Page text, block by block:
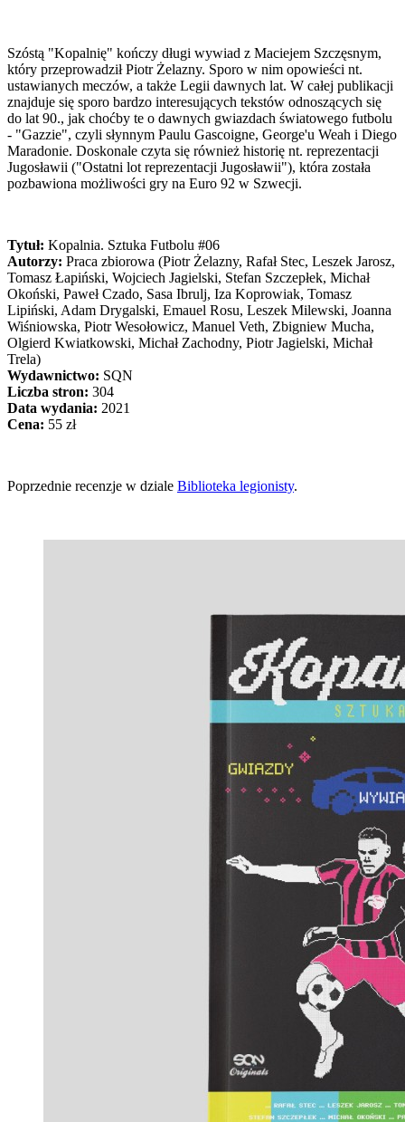
Szóstą "Kopalnię" kończy długi wywiad z Maciejem Szczęsnym,
który przeprowadził Piotr Żelazny. Sporo w nim opowieści nt.
ustawianych meczów, a także Legii dawnych lat. W całej publikacji
znajduje się sporo bardzo interesujących tekstów odnoszących się
do lat 90., jak choćby te o dawnych gwiazdach światowego futbolu
- "Gazzie", czyli słynnym Paulu Gascoigne, George'u Weah i Diego
Maradonie. Doskonale czyta się również historię nt. reprezentacji
Jugosławii ("Ostatni lot reprezentacji Jugosławii"), która została
pozbawiona możliwości gry na Euro 92 w Szwecji.
Tytuł: Kopalnia. Sztuka Futbolu #06
Autorzy: Praca zbiorowa (Piotr Żelazny, Rafał Stec, Leszek Jarosz,
Tomasz Łapiński, Wojciech Jagielski, Stefan Szczepłek, Michał
Okoński, Paweł Czado, Sasa Ibrulj, Iza Koprowiak, Tomasz
Lipiński, Adam Drygalski, Emauel Rosu, Leszek Milewski, Joanna
Wiśniowska, Piotr Wesołowicz, Manuel Veth, Zbigniew Mucha,
Olgierd Kwiatkowski, Michał Zachodny, Piotr Jagielski, Michał
Trela)
Wydawnictwo: SQN
Liczba stron: 304
Data wydania: 2021
Cena: 55 zł
Poprzednie recenzje w dziale Biblioteka legionisty.